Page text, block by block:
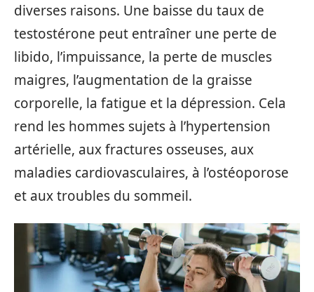
diverses raisons. Une baisse du taux de
testostérone peut entraîner une perte de
libido, l’impuissance, la perte de muscles
maigres, l’augmentation de la graisse
corporelle, la fatigue et la dépression. Cela
rend les hommes sujets à l’hypertension
artérielle, aux fractures osseuses, aux
maladies cardiovasculaires, à l’ostéoporose
et aux troubles du sommeil.